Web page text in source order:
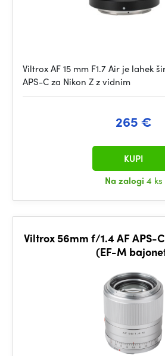
Viltrox AF 15 mm F1.7 Air je lahek
APS-C za Nikon Z z vidnim
265 €
Na zalogi 4 ks
KUPI
Viltrox 56mm f/1.4 AF APS-
(EF-M